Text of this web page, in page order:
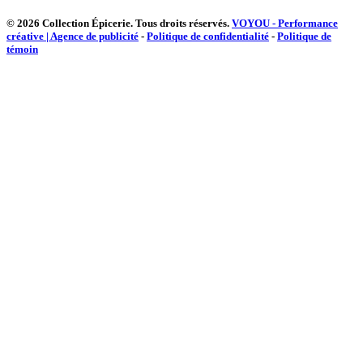
© 2026 Collection Épicerie. Tous droits réservés. VOYOU - Performance
créative | Agence de publicité - Politique de confidentialité - Politique de
témoin